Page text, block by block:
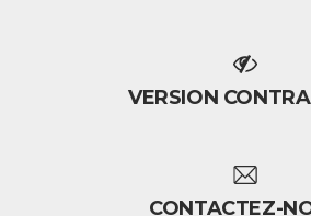
VERSION
CONTACTEZ-